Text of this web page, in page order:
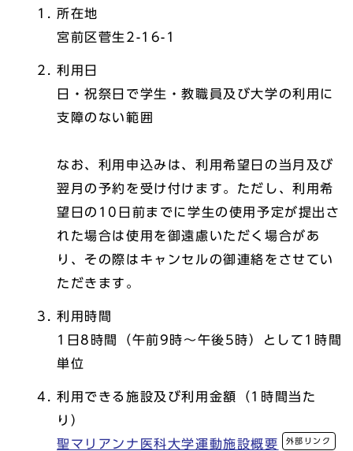
所在地
宮前区菅生2-16-1
利用日
日・祝祭日で学生・教職員及び大学の利用に
支障のない範囲
なお、利用申込みは、利用希望日の当月及び
翌月の予約を受け付けます。ただし、利用希
望日の10日前までに学生の使用予定が提出さ
れた場合は使用を御遠慮いただく場合があ
り、その際はキャンセルの御連絡をさせてい
ただきます。
利用時間
1日8時間（午前9時～午後5時）として1時間
単位
利用できる施設及び利用金額（1時間当た
り）
聖マリアンナ医科大学運動施設概要
外部リンク